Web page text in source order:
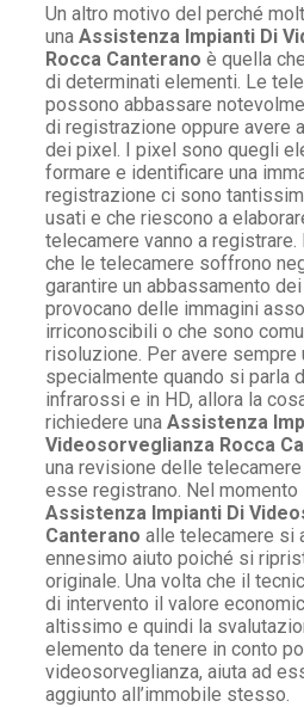
Un altro motivo del perché
una Assistenza Impianti Di
Rocca Canterano è quella
di determinati elementi. Le
possono abbassare
di registrazione oppure avere
dei pixel. I pixel sono quegli
formare e identificare una
registrazione ci sono
usati e che riescono a
telecamere vanno a registrare.
che le telecamere soffrono
garantire un abbassamento
provocano delle immagini
irriconoscibili o che sono
risoluzione. Per avere sempre
specialmente quando si parla
infrarossi e in HD, allora la
richiedere una Assistenza
Videosorveglianza Rocca
una revisione delle
esse registrano. Nel momento
Assistenza Impianti Di
Canterano alle telecamere si
ennesimo aiuto poiché si
originale. Una volta che il
di intervento il valore
altissimo e quindi la
elemento da tenere in conto
videosorveglianza, aiuta ad
aggiunto all’immobile stesso.